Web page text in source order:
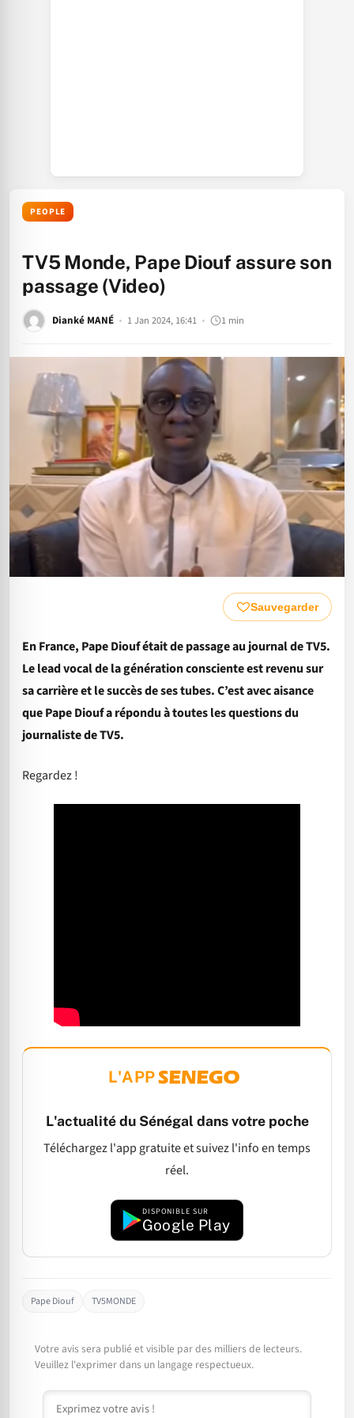
PEOPLE
TV5 Monde, Pape Diouf assure son
passage (Video)
Dianké MANÉ 1 Jan 2024, 16:41 1 min
Sauvegarder
En France, Pape Diouf était de passage au journal de TV5.
Le lead vocal de la génération consciente est revenu sur
sa carrière et le succès de ses tubes. C’est avec aisance
que Pape Diouf a répondu à toutes les questions du
journaliste de TV5.
Regardez !
L'APP
L'actualité du Sénégal dans votre poche
Téléchargez l'app gratuite et suivez l'info en temps
réel.
DISPONIBLE SUR
Google Play
Pape Diouf TV5MONDE
Votre avis sera publié et visible par des milliers de lecteurs.
Veuillez l'exprimer dans un langage respectueux.
Commentaire